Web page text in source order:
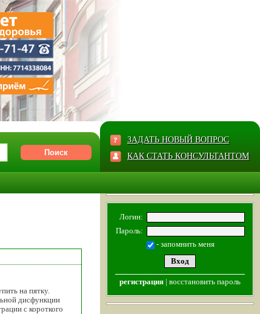
ЗАДАТЬ НОВЫЙ ВОПРОС
КАК СТАТЬ КОНСУЛЬТАНТОМ
на пятку.
дисфункции
с короткого
Логин:
Пароль:
- запомнить меня
регистрация | восстановить пароль